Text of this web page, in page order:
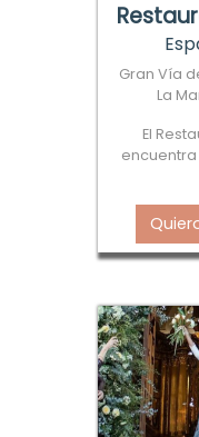
Gran Vía
La
El
encuentra